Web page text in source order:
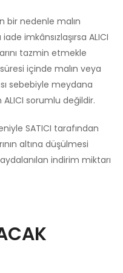
bir nedenle malın
imkânsızlaşırsa ALICI
tazmin etmekle
içinde malın veya
sebebiyle meydana
sorumlu değildir.
SATICI tarafından
altına düşülmesi
indirim miktarı